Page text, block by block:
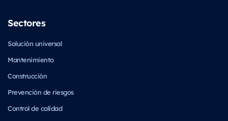
Sectores
Solución universal
Mantenimiento
Construcción
Prevención de riesgos
Control de calidad